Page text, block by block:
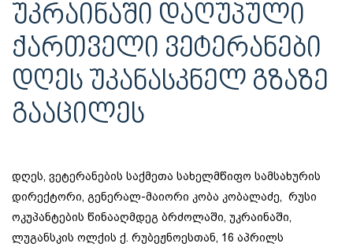
ᲣᲙᲠᲐᲘᲜᲐᲨᲘ ᲓᲐᲦᲣᲞᲣᲚᲘ
ᲥᲐᲠᲗᲕᲔᲚᲘ ᲕᲔᲢᲔᲠᲐᲜᲔᲑᲘ
ᲓᲦᲔᲡ ᲣᲙᲐᲜᲐᲡᲙᲜᲔᲚ ᲒᲖᲐᲖᲔ
ᲒᲐᲐᲪᲘᲚᲔᲡ
დღეს, ვეტერანების საქმეთა სახელმწიფო სამსახურის
დირექტორი, გენერალ-მაიორი კობა კობალაძე, რუსი
ოკუპანტების წინააღმდეგ ბრძოლაში, უკრაინაში,
ლუგანსკის ოლქის ქ. რუბეჟნოესთან, 16 აპრილს